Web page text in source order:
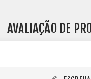
AVALIAÇÃO DE